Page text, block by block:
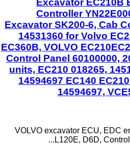
Excavator EC210B
Controller
Excavator SK200-6, Cab
14531360 for Volvo
EC360B, VOLVO
Control Panel 60100000,
units, EC210 018265,
14594697 EC140
14594697,
VOLVO excavator ECU, EDC
L120E, D6D,